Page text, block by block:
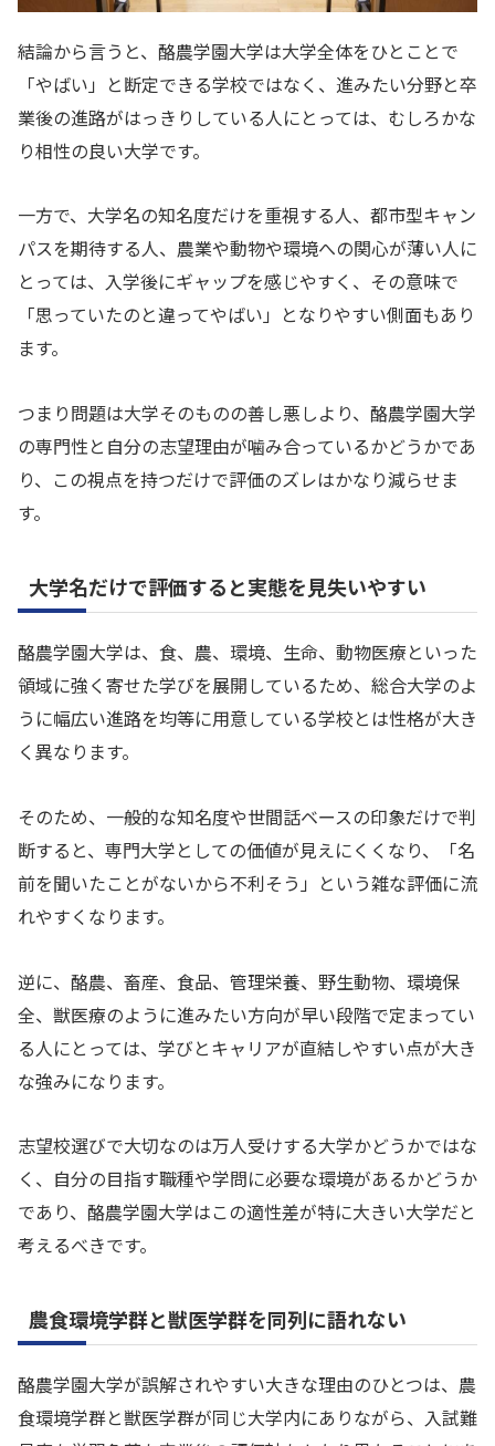
結論から言うと、酪農学園大学は大学全体をひとことで
「やばい」と断定できる学校ではなく、進みたい分野と卒
業後の進路がはっきりしている人にとっては、むしろかな
り相性の良い大学です。
一方で、大学名の知名度だけを重視する人、都市型キャン
パスを期待する人、農業や動物や環境への関心が薄い人に
とっては、入学後にギャップを感じやすく、その意味で
「思っていたのと違ってやばい」となりやすい側面もあり
ます。
つまり問題は大学そのものの善し悪しより、酪農学園大学
の専門性と自分の志望理由が噛み合っているかどうかであ
り、この視点を持つだけで評価のズレはかなり減らせま
す。
大学名だけで評価すると実態を見失いやすい
酪農学園大学は、食、農、環境、生命、動物医療といった
領域に強く寄せた学びを展開しているため、総合大学のよ
うに幅広い進路を均等に用意している学校とは性格が大き
く異なります。
そのため、一般的な知名度や世間話ベースの印象だけで判
断すると、専門大学としての価値が見えにくくなり、「名
前を聞いたことがないから不利そう」という雑な評価に流
れやすくなります。
逆に、酪農、畜産、食品、管理栄養、野生動物、環境保
全、獣医療のように進みたい方向が早い段階で定まってい
る人にとっては、学びとキャリアが直結しやすい点が大き
な強みになります。
志望校選びで大切なのは万人受けする大学かどうかではな
く、自分の目指す職種や学問に必要な環境があるかどうか
であり、酪農学園大学はこの適性差が特に大きい大学だと
考えるべきです。
農食環境学群と獣医学群を同列に語れない
酪農学園大学が誤解されやすい大きな理由のひとつは、農
食環境学群と獣医学群が同じ大学内にありながら、入試難